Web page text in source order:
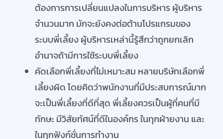
ต้องการการเปลี่ยนแปลงในการบริหาร ผู้บริหาร
จำนวนมาก มักจะยังคงต่อต้านโปรแกรมของ
ระบบพี่เลี้ยง ผู้บริหารเหล่านี้รู้สึกว่าถูกยกเลิก
อำนาจถ้ามีการใช้ระบบพี่เลี้ยง
คัดเลือกพี่เลี้ยงที่ไม่เหมาะสม หลายบริษัทเลือกพี่
เลี้ยงผิด โดยคิดว่าพนักงานที่มีประสบการณ์มาก
จะเป็นพี่เลี้ยงที่ดีที่สุด พี่เลี้ยงควรเป็นผู้ที่คนที่มี
ทักษะ มีวิสัยทัศน์ที่ดีในองค์กร ในทุกฝ่ายงาน และ
ในทุกฟังก์ชั่นการทำงาน